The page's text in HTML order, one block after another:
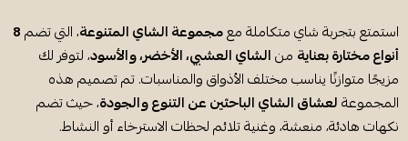
استمتع بتجربة شاي متكاملة معمجموعة الشاي المتنوعة، التي تضم8
أنواع مختارة بعناية منالشاي العشبي، الأخضر، والأسود، لتوفر لك
مزيجًا متوازنًا يناسب مختلف الأذواق والمناسبات. تم تصميم هذه
المجموعةلعشاق الشاي الباحثين عن التنوع والجودة، حيث تضم
نكهات هادئة، منعشة، وغنية تلائم لحظات الاسترخاء أو النشاط.